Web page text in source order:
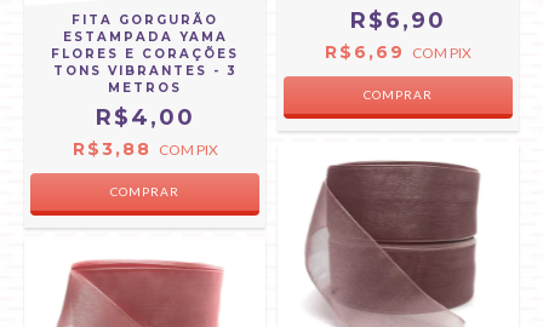
FITA GORGURÃO
ESTAMPADA YAMA
FLORES E CORAÇÕES
TONS VIBRANTES - 3
METROS
R$4,00
R$3,88 COM PIX
COMPRAR
R$6,90
R$6,69 COM PIX
COMPRAR